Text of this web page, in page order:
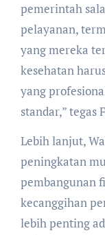
pemerintah
pelayanan,
yang mereka
kesehatan
yang
standar,” tegas
​Lebih lanjut,
peningkatan
pembangunan
kecanggihan
lebih penting